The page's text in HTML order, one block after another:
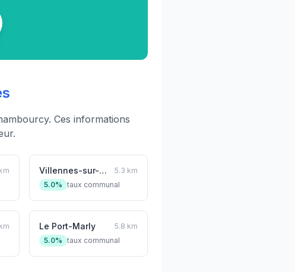
Ces informations
Villennes-sur-Seine
5.3 km
5.0% taux communal
Le Port-Marly
5.8 km
5.0% taux communal